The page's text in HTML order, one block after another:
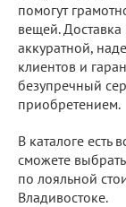
помогут
вещей.
аккуратной,
клиентов и
безупречный
приобретением.
В каталоге есть
сможете
по лояльной
Владивостоке.